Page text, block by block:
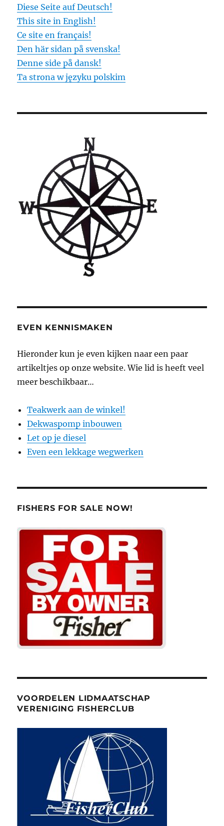
Diese Seite auf Deutsch!
This site in English!
Ce site en français!
Den här sidan på svenska!
Denne side på dansk!
Ta strona w języku polskim
EVEN KENNISMAKEN
Hieronder kun je even kijken naar een paar
artikeltjes op onze website. Wie lid is heeft veel
meer beschikbaar…
Teakwerk aan de winkel!
Dekwaspomp inbouwen
Let op je diesel
Even een lekkage wegwerken
FISHERS FOR SALE NOW!
VOORDELEN LIDMAATSCHAP
VERENIGING FISHERCLUB